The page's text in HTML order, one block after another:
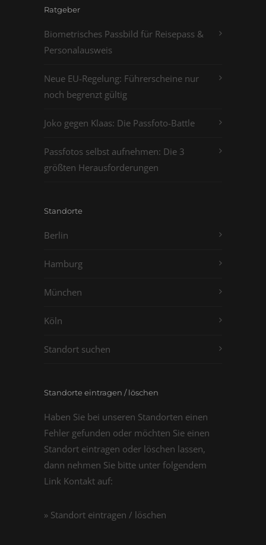
Ratgeber
Biometrisches Passbild für Reisepass &
Personalausweis
Neue EU-Regelung: Führerscheine nur
noch begrenzt gültig
Joko gegen Klaas: Die Passfoto-Battle
Passfotos selbst aufnehmen: Die 3
größten Herausforderungen
Standorte
Berlin
Hamburg
München
Köln
Standort suchen
Standorte eintragen / löschen
Haben Sie bei unseren Standorten einen
Fehler gefunden oder möchten Sie einen
Standort eintragen oder löschen lassen,
dann nehmen Sie bitte unter folgendem
Link Kontakt auf:
» Standort eintragen / löschen